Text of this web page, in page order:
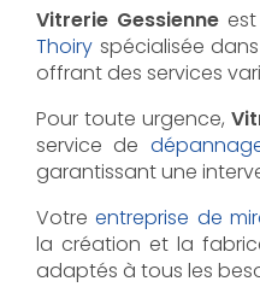
Vitrerie Gessienne
Thoiry spécialisée
offrant des services
Pour toute urgence,
service de
garantissant une
Votreentreprise de
la création et la
adaptés à tous les